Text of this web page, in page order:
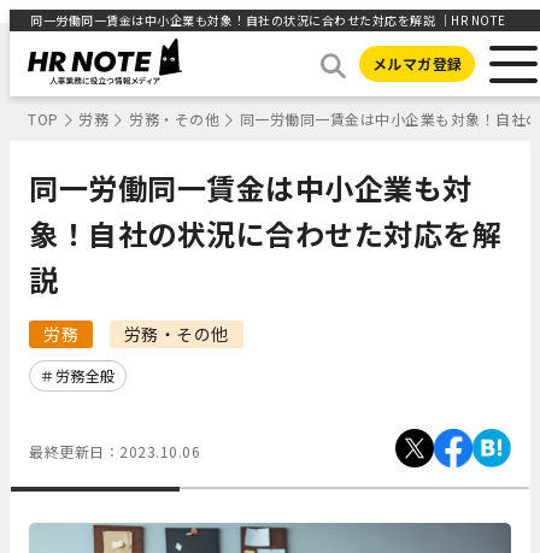
同一労働同一賃金は中小企業も対象！自社の状況に合わせた対応を解説 ｜HR NOTE
メルマガ登録
TOP 労務 労務・その他 同一労働同一賃金は中小企業も対象！自社
同一労働同一賃金は中小企業も対
象！自社の状況に合わせた対応を解
説
労務 労務・その他
労務全般
最終更新日： 2023.10.06